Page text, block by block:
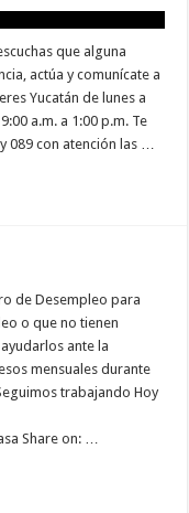
que alguna
actúa y comunícate a
Yucatán de lunes a
a.m. a 1:00 p.m. Te
089 con atención las …
de Desempleo para
o que no tienen
ante la
mensuales durante
trabajando Hoy
Share on: …